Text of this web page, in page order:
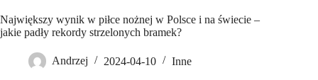
Największy wynik w piłce nożnej w Polsce i na świecie –
jakie padły rekordy strzelonych bramek?
Andrzej 2024-04-10 Inne